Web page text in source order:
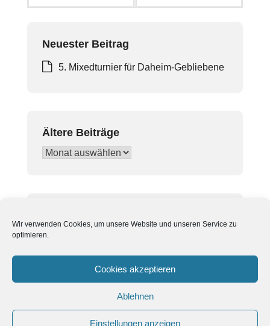
Wir verwenden Cookies, um unsere Website und unseren Service zu
optimieren.
Cookies akzeptieren
Ablehnen
Einstellungen anzeigen
Neuester Beitrag
5. Mixedturnier für Daheim-Gebliebene
Ältere Beiträge
Ältere
Suchen